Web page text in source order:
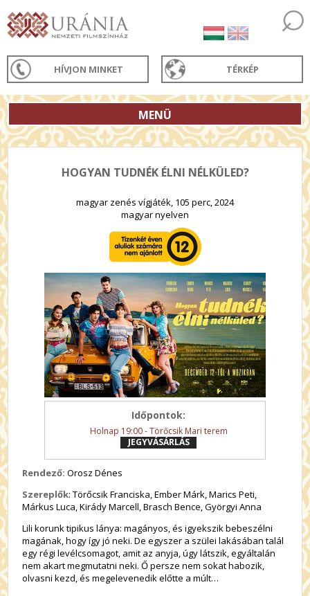
HÍVJON MINKET TÉRKÉP
MENÜ
HOGYAN TUDNÉK ÉLNI NÉLKÜLED?
magyar zenés vígjáték, 105 perc, 2024
magyar nyelven
Időpontok:
Holnap 19:00 - Törőcsik Mari terem
JEGYVÁSÁRLÁS
Rendező: Orosz Dénes
Szereplők: Törőcsik Franciska, Ember Márk, Marics Peti,
Márkus Luca, Kirády Marcell, Brasch Bence, Györgyi Anna
Lili korunk tipikus lánya: magányos, és igyekszik bebeszélni
magának, hogy így jó neki. De egyszer a szülei lakásában talál
egy régi levélcsomagot, amit az anyja, úgy látszik, egyáltalán
nem akart megmutatni neki. Ő persze nem sokat habozik,
olvasni kezd, és megelevenedik előtte a múlt…